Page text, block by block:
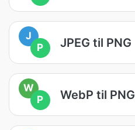
J
P
JPEG til PNG
W
P
WebP til PNG